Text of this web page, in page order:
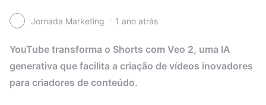
Jornada Marketing 1 ano atrás
YouTube transforma o Shorts com Veo 2, uma IA
generativa que facilita a criação de vídeos inovadores
para criadores de conteúdo.